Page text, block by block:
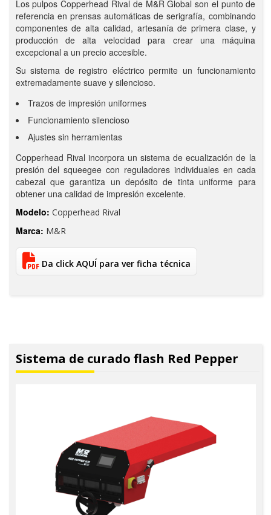
Los pulpos Copperhead Rival de M&R Global son el punto de
referencia en prensas automáticas de serigrafía, combinando
componentes de alta calidad, artesanía de primera clase, y
producción de alta velocidad para crear una máquina
excepcional a un precio accesible.
Su sistema de registro eléctrico permite un funcionamiento
extremadamente suave y silencioso.
Trazos de impresión uniformes
Funcionamiento silencioso
Ajustes sin herramientas
Copperhead Rival incorpora un sistema de ecualización de la
presión del squeegee con reguladores individuales en cada
cabezal que garantiza un depósito de tinta uniforme para
obtener una calidad de impresión excelente.
Modelo: Copperhead Rival
Marca: M&R
Da click AQUÍ para ver ficha técnica
Sistema de curado flash Red Pepper